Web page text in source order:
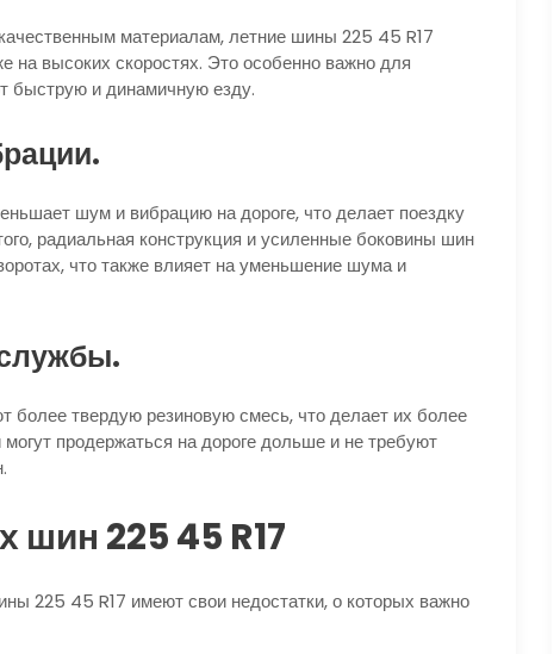
материалам, летние шины 225 45 R17
на высоких скоростях. Это особенно важно для
быструю и динамичную езду.
шум и вибрацию на дороге, что делает поездку
радиальная конструкция и усиленные боковины шин
что также влияет на уменьшение шума и
твердую резиновую смесь, что делает их более
могут продержаться на дороге дольше и не требуют
шин 225 45 R17
225 45 R17 имеют свои недостатки, о которых важно